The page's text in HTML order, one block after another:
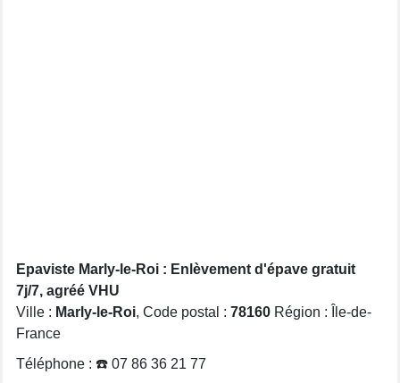
Epaviste Marly-le-Roi : Enlèvement d'épave gratuit
7j/7, agréé VHU
Ville : Marly-le-Roi, Code postal : 78160 Région : Île-de-
France
Téléphone : ☎️ 07 86 36 21 77